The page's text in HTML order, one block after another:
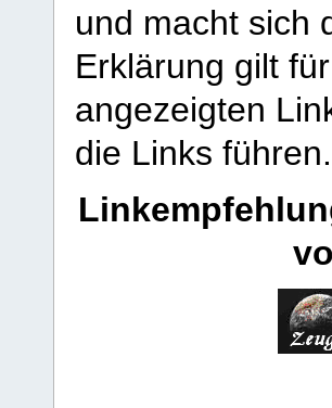
und macht sich
Erklärung gilt
angezeigten
die Links führen.